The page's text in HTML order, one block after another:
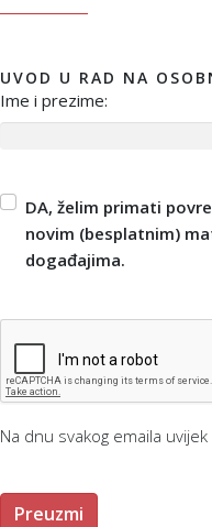
UVOD U RAD NA
Ime i prezime:
DA, želim primati
novim (besplatnim)
događajima.
Na dnu svakog emaila
Preuzmi